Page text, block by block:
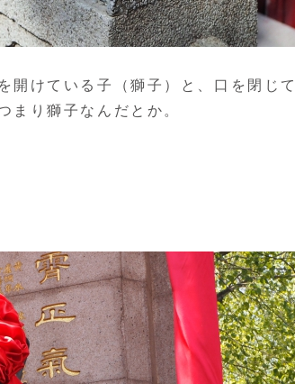
開けている子（獅子）と、口を閉じて
まり獅子なんだとか。